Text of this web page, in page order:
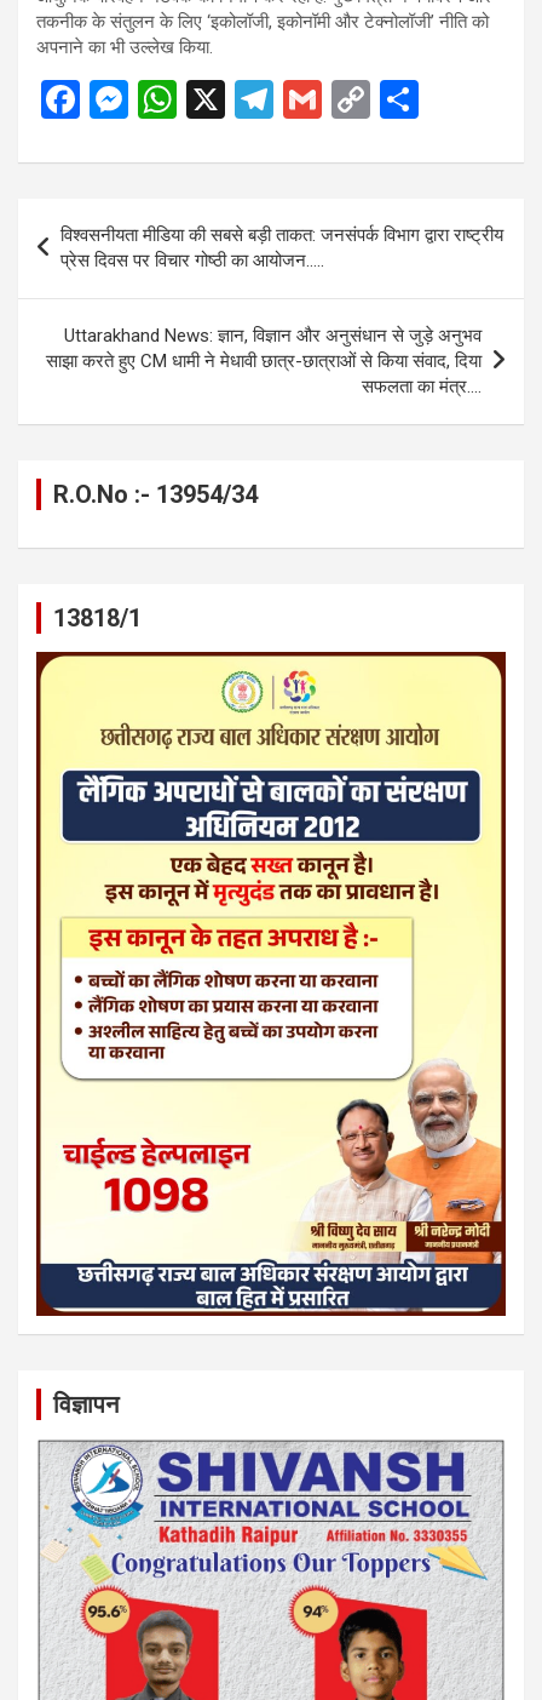
तकनीक के संतुलन के लिए ‘इकोलॉजी, इकोनॉमी और टेक्नोलॉजी’ नीति को
अपनाने का भी उल्लेख किया.
F
ce
o
o
k
M
se
n
g
er
W
at
A
p
p
X
T
e
a
m
G
ail
C
py
Li
n
k
ar
navigation
विश्वसनीयता मीडिया की सबसे बड़ी ताकत: जनसंपर्क विभाग द्वारा राष्ट्रीय
प्रेस दिवस पर विचार गोष्ठी का आयोजन…..
Uttarakhand News: ज्ञान, विज्ञान और अनुसंधान से जुड़े अनुभव
साझा करते हुए CM धामी ने मेधावी छात्र-छात्राओं से किया संवाद, दिया
सफलता का मंत्र….
R.O.No :- 13954/34
13818/1
विज्ञापन